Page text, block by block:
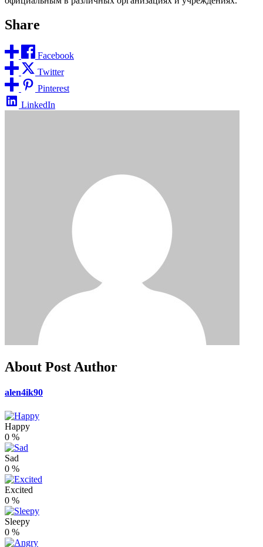
Share
Facebook
Twitter
Pinterest
LinkedIn
About Post Author
alen4ik90
Happy
0 %
Sad
0 %
Excited
0 %
Sleepy
0 %